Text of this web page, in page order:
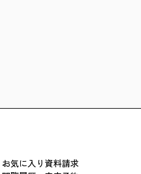
お気に入り資料請求